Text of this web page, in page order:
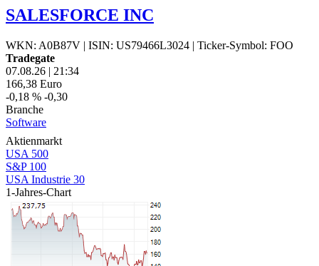
SALESFORCE INC
WKN: A0B87V | ISIN: US79466L3024 | Ticker-Symbol: FOO
Tradegate
07.08.26 | 21:34
166,38 Euro
-0,18 % -0,30
Branche
Software
Aktienmarkt
USA 500
S&P 100
USA Industrie 30
1-Jahres-Chart